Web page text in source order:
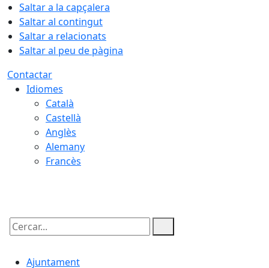
Saltar a la capçalera
Saltar al contingut
Saltar a relacionats
Saltar al peu de pàgina
Contactar
Idiomes
Català
Castellà
Anglès
Alemany
Francès
Cercar:
Ajuntament